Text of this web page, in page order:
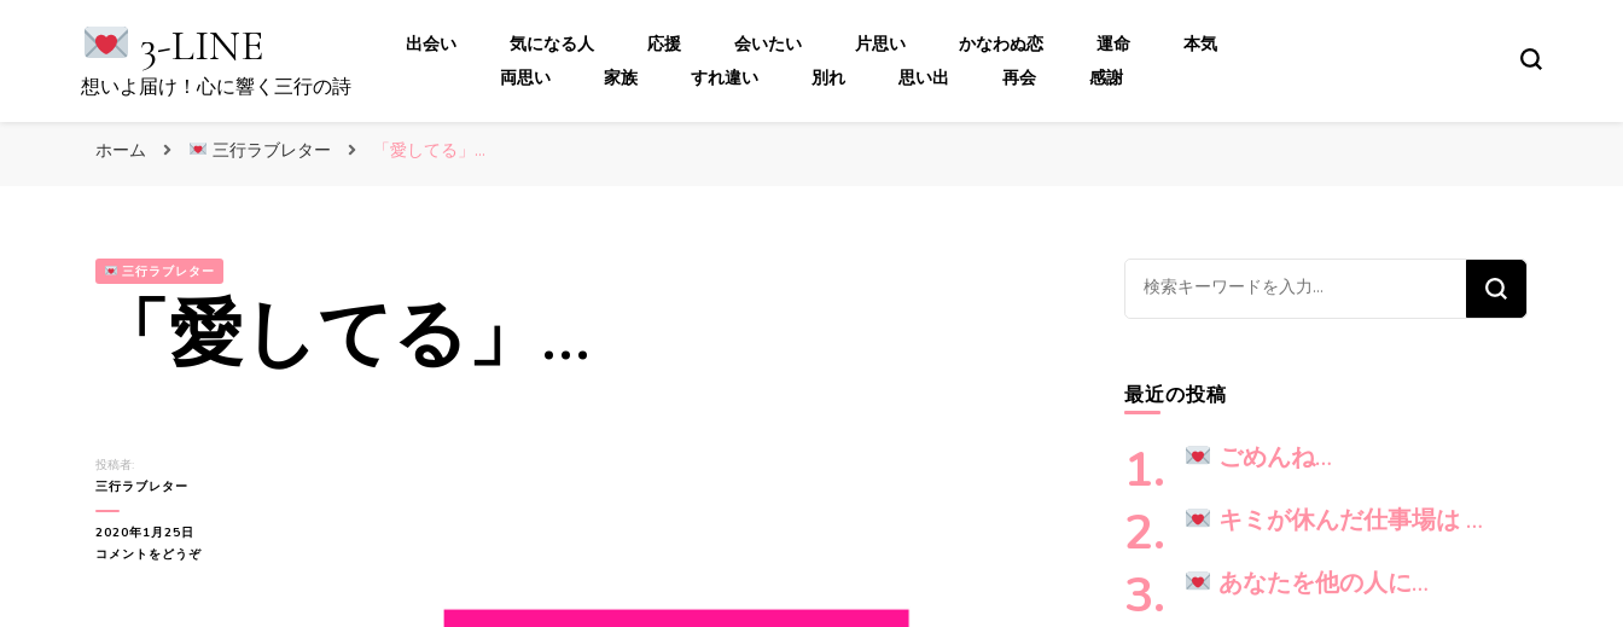
3-LINE
想いよ届け！心に響く三行の詩
出会い 気になる人 応援 会いたい 片思い かなわぬ恋 運命
本気
両思い
家族 すれ違い 別れ 思い出 再会 感謝
ホーム 三行ラブレター 「愛してる」…
三行ラブレター
「愛してる」…
投稿者:
三行ラブレター
2020年1月25日
コメントをどうぞ(「愛
な
に
お
探
し
で
す
か
?
最近の投稿
ごめんね…
キミが休んだ仕事場は …
あなたを他の人に…